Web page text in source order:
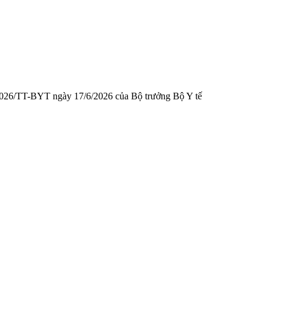
TT-BYT ngày 17/6/2026 của Bộ trưởng Bộ Y tế